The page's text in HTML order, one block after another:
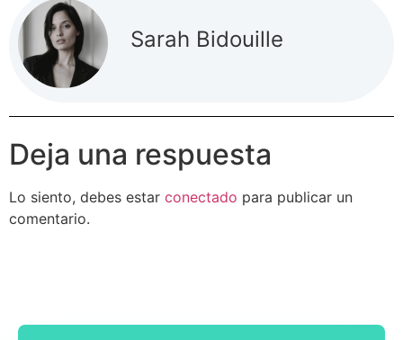
Sarah Bidouille
Deja una respuesta
Lo siento, debes estar conectado para publicar un
comentario.